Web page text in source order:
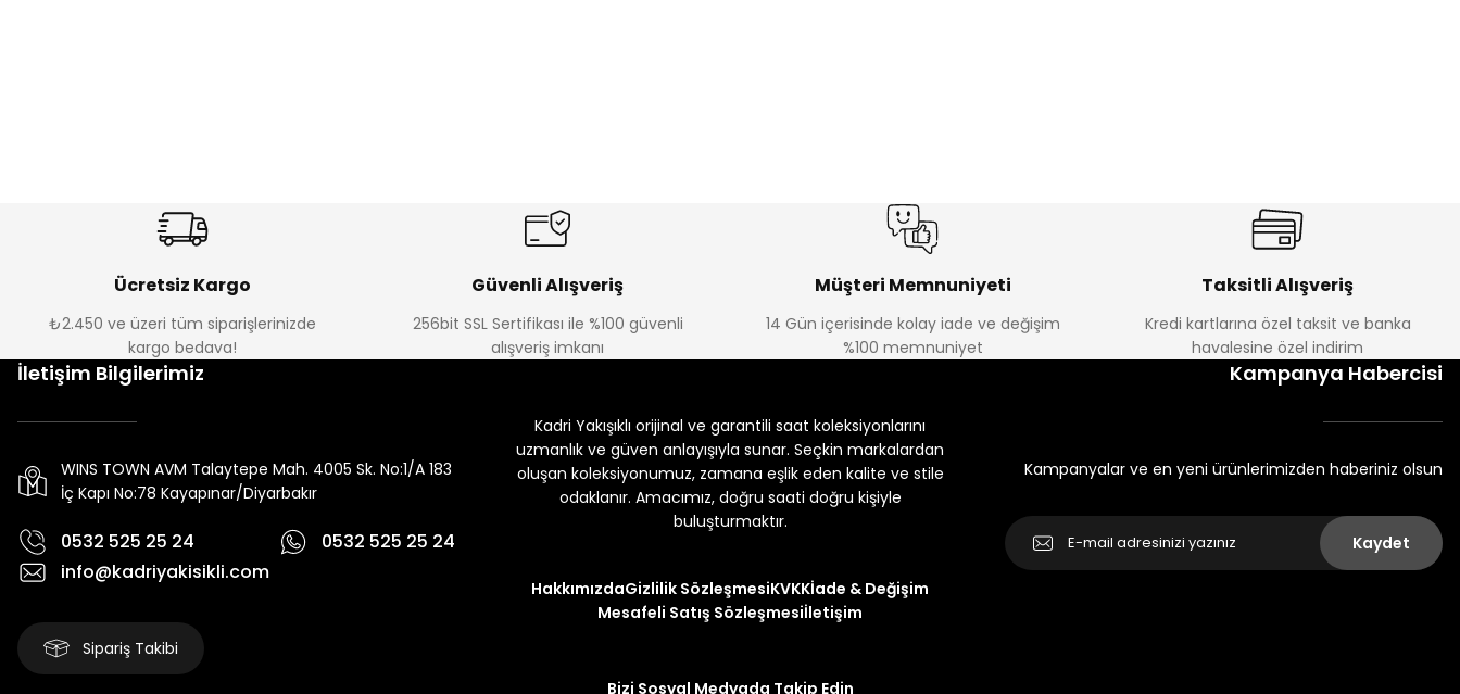
Ücretsiz Kargo
₺2.450 ve üzeri tüm siparişlerinizde
kargo bedava!
Güvenli Alışveriş
256bit SSL Sertifikası ile %100 güvenli
alışveriş imkanı
Müşteri Memnuniyeti
14 Gün içerisinde kolay iade ve değişim
%100 memnuniyet
Taksitli Alışveriş
Kredi kartlarına özel taksit ve banka
havalesine özel indirim
İletişim Bilgilerimiz
WINS TOWN AVM Talaytepe Mah. 4005 Sk. No:1/A 183
İç Kapı No:78 Kayapınar/Diyarbakır
0532 525 25 24
0532 525 25 24
info@kadriyakisikli.com
Sipariş Takibi
Kadri Yakışıklı orijinal ve garantili saat koleksiyonlarını
uzmanlık ve güven anlayışıyla sunar. Seçkin markalardan
oluşan koleksiyonumuz, zamana eşlik eden kalite ve stile
odaklanır. Amacımız, doğru saati doğru kişiyle
buluşturmaktır.
HakkımızdaGizlilik SözleşmesiKVKKİade & Değişim
Mesafeli Satış Sözleşmesiİletişim
Bizi Sosyal Medyada Takip Edin
Kampanya Habercisi
Kampanyalar ve en yeni ürünlerimizden haberiniz olsun
Kaydet